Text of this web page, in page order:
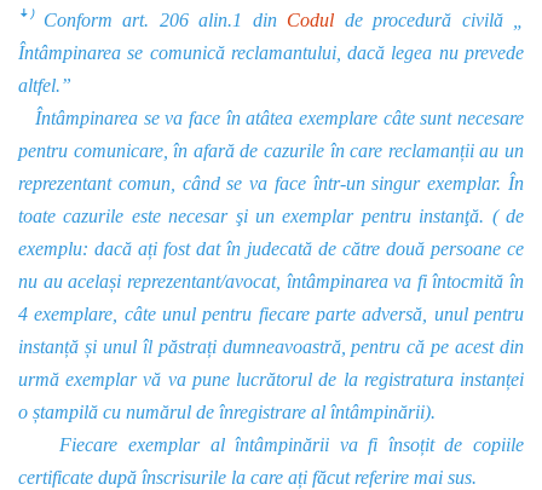
ꜜ⁾ Conform art. 206 alin.1 din Codul de procedură civilă „
Întâmpinarea se comunică reclamantului, dacă legea nu prevede
altfel.”
Întâmpinarea se va face în atâtea exemplare câte sunt necesare
pentru comunicare, în afară de cazurile în care reclamanții au un
reprezentant comun, când se va face într-un singur exemplar. În
toate cazurile este necesar şi un exemplar pentru instanţă. ( de
exemplu: dacă ați fost dat în judecată de către două persoane ce
nu au același reprezentant/avocat, întâmpinarea va fi întocmită în
4 exemplare, câte unul pentru fiecare parte adversă, unul pentru
instanță și unul îl păstrați dumneavoastră, pentru că pe acest din
urmă exemplar vă va pune lucrătorul de la registratura instanței
o ștampilă cu numărul de înregistrare al întâmpinării).
Fiecare exemplar al întâmpinării va fi însoțit de copiile
certificate după înscrisurile la care ați făcut referire mai sus.